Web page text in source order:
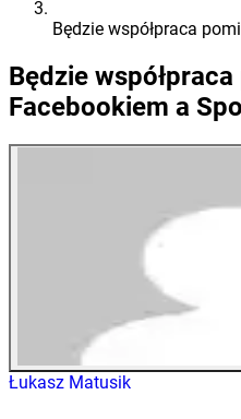
Będzie współpraca
Będzie
Facebookiem a
Łukasz Matusik